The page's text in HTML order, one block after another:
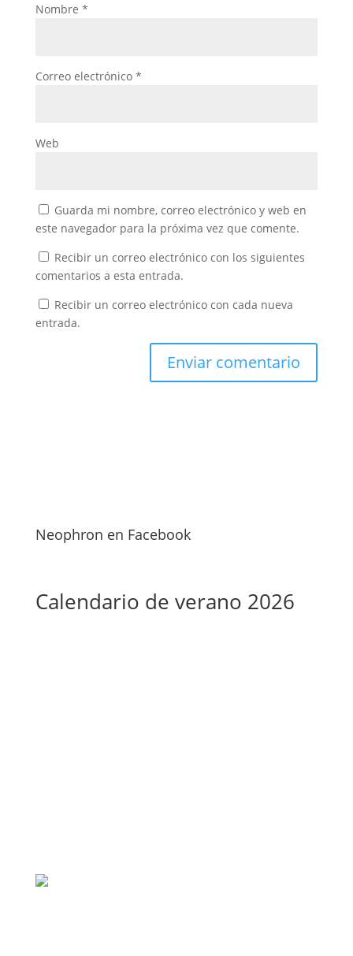
Nombre *
Correo electrónico *
Web
Guarda mi nombre, correo electrónico y web en
este navegador para la próxima vez que comente.
Recibir un correo electrónico con los siguientes
comentarios a esta entrada.
Recibir un correo electrónico con cada nueva
entrada.
Neophron en Facebook
Calendario de verano 2026